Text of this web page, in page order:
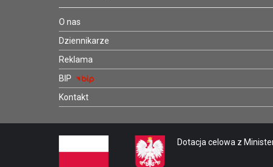
O nas
Dziennikarze
Reklama
BIP
Kontakt
Dotacja celowa z